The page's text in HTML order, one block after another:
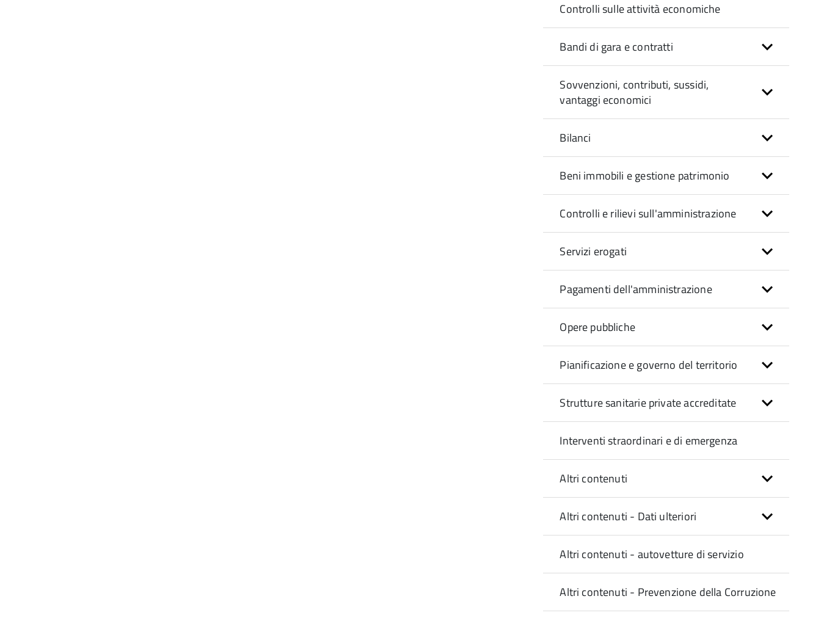
Controlli sulle attività economiche
Bandi di gara e contratti
Sovvenzioni, contributi, sussidi,
vantaggi economici
Bilanci
Beni immobili e gestione patrimonio
Controlli e rilievi sull'amministrazione
Servizi erogati
Pagamenti dell'amministrazione
Opere pubbliche
Pianificazione e governo del territorio
Strutture sanitarie private accreditate
Interventi straordinari e di emergenza
Altri contenuti
Altri contenuti - Dati ulteriori
Altri contenuti - autovetture di servizio
Altri contenuti - Prevenzione della Corruzione